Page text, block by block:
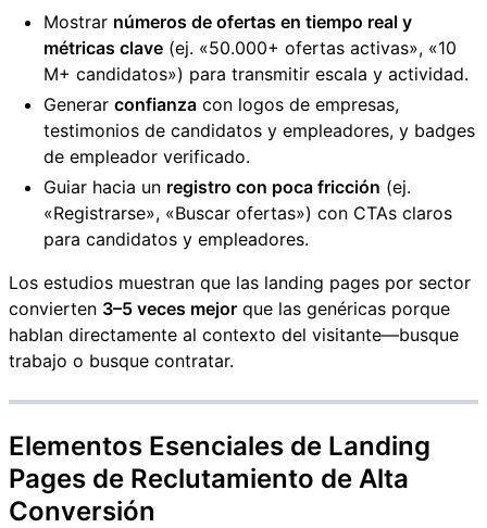
Mostrar números de ofertas en tiempo real y
métricas clave (ej. «50.000+ ofertas activas», «10
M+ candidatos») para transmitir escala y actividad.
Generar confianza con logos de empresas,
testimonios de candidatos y empleadores, y badges
de empleador verificado.
Guiar hacia un registro con poca fricción (ej.
«Registrarse», «Buscar ofertas») con CTAs claros
para candidatos y empleadores.
Los estudios muestran que las landing pages por sector
convierten 3–5 veces mejor que las genéricas porque
hablan directamente al contexto del visitante—busque
trabajo o busque contratar.
Elementos Esenciales de Landing
Pages de Reclutamiento de Alta
Conversión